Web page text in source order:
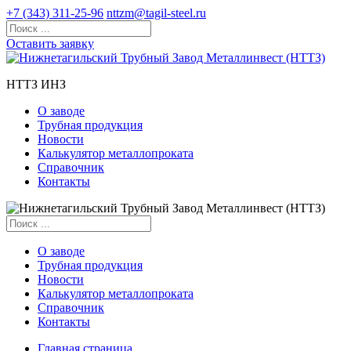
+7 (343) 311-25-96 nttzm@tagil-steel.ru
Оставить заявку
НТТЗ ИНЗ
О заводе
Трубная продукция
Новости
Калькулятор металлопроката
Справочник
Контакты
О заводе
Трубная продукция
Новости
Калькулятор металлопроката
Справочник
Контакты
Главная страница